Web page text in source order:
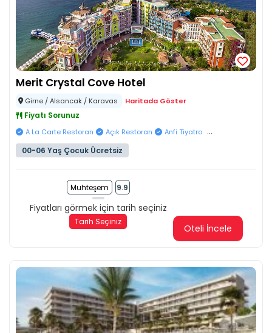
Merit Crystal Cove Hotel
Girne / Alsancak / Karavas Haritada Göster
Fiyatı Sorunuz
A La Carte Restoran Açık Restoran Anfi Tiyatro ...
00-06 Yaş Çocuk Ücretsiz
Muhteşem 9.9
Fiyatları görmek için tarih seçiniz
Tarih Seçiniz
Oteli İncele